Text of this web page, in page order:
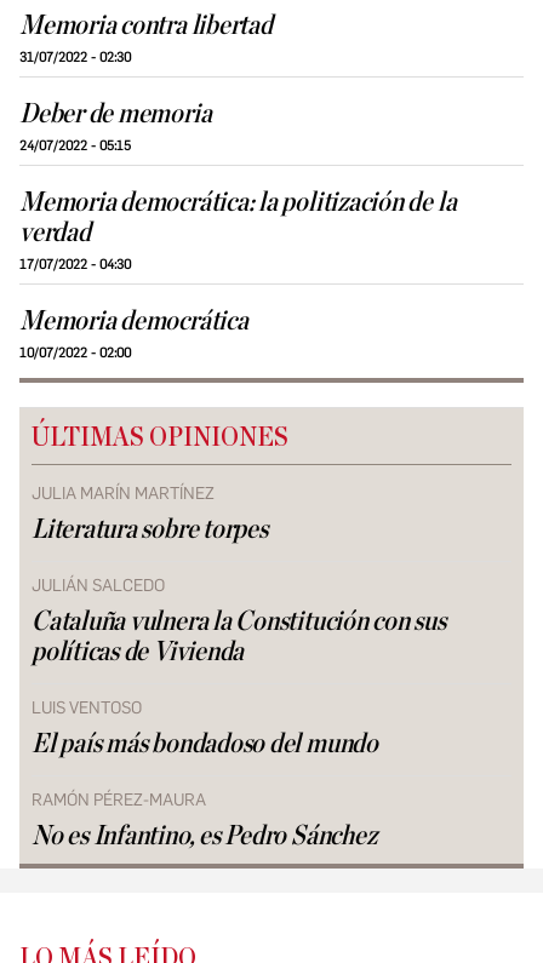
Memoria contra libertad
31/07/2022 - 02:30
Deber de memoria
24/07/2022 - 05:15
Memoria democrática: la politización de la
verdad
17/07/2022 - 04:30
Memoria democrática
10/07/2022 - 02:00
ÚLTIMAS OPINIONES
JULIA MARÍN MARTÍNEZ
Literatura sobre torpes
JULIÁN SALCEDO
Cataluña vulnera la Constitución con sus
políticas de Vivienda
LUIS VENTOSO
El país más bondadoso del mundo
RAMÓN PÉREZ-MAURA
No es Infantino, es Pedro Sánchez